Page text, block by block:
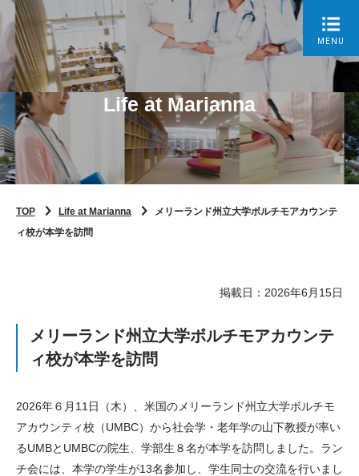
MENU
Life at Marianna
TOP Life at Marianna
メリーランド州立大学ボルチモアカウンテ
ィ校が本学を訪問
掲載日：2026年6月15日
メリーランド州立大学ボルチモアカウンテ
ィ校が本学を訪問
2026年６月11日（木）、米国のメリーランド州立大学ボルチモ
アカウンティ校（UMBC）から社会学・老年学の山下教授が率い
るUMBとUMBCの院生、学部生８名が本学を訪問しました。ラン
チ会には、本学の学生が13名参加し、学生同士の交流を行いまし